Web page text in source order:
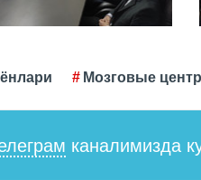
Мозговые
каналимизда